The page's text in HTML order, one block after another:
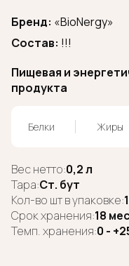
Бренд: «BioNergy»
Состав: !!!
Пищевая и
продукта
Белки Жиры
Вес нетто:0,2 л
Тара:Ст. бут
Кол-во шт в упаковке:
Срок хранения:18 мес
Темп. хранения:0 -